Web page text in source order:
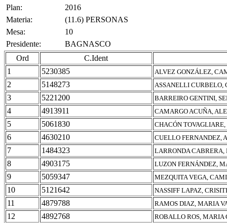
Plan:
2016
Materia:
(11.6) PERSONAS
Mesa:
10
Presidente:
BAGNASCO
Ord
C.Ident
1
5230385 ALVEZ GONZÁLEZ,
2 5148273 ASSANELLI CURBELO,
3 5221200 BARREIRO GENTINI,
4 4913911 CAMARGO ACUÑA,
5 5061830 CHACÓN
6 4630210 CUELLO FERNANDEZ,
7 1484323 LARRONDA CABRERA,
8 4903175 LUZON FERNÁNDEZ,
9 5059347 MEZQUITA VEGA,
10 5121642 NASSIFF LAPAZ,
11 4879788 RAMOS DIAZ, MARIA
12 4892768 ROBALLO ROS, MARIA